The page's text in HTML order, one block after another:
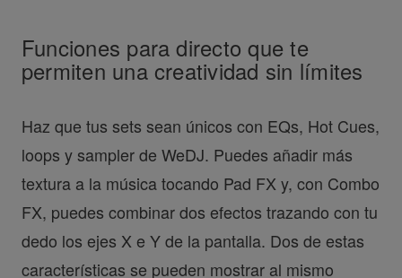
Funciones para directo que te
permiten una creatividad sin límites
Haz que tus sets sean únicos con EQs, Hot Cues,
loops y sampler de WeDJ. Puedes añadir más
textura a la música tocando Pad FX y, con Combo
FX, puedes combinar dos efectos trazando con tu
dedo los ejes X e Y de la pantalla. Dos de estas
características se pueden mostrar al mismo